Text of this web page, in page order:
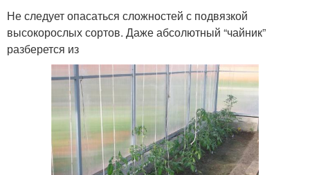
Не следует опасаться сложностей с подвязкой
высокорослых сортов. Даже абсолютный “чайник”
разберется из